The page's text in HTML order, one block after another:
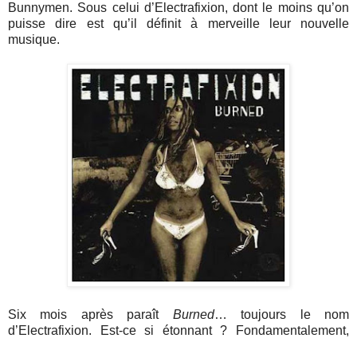
Bunnymen. Sous celui d’Electrafixion, dont le moins qu’on
puisse dire est qu’il définit à merveille leur nouvelle
musique.
Six mois après paraît Burned… toujours le nom
d’Electrafixion. Est-ce si étonnant ? Fondamentalement,